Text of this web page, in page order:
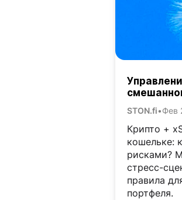
крипто +
STON.fi•Фев
Крипто +
кошельке:
рисками?
стресс-
правила
портфеля.